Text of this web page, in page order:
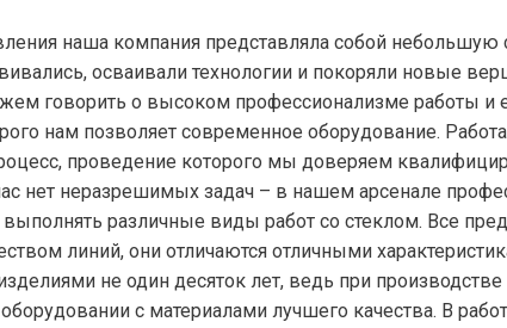
наша компания представляла собой
осваивали технологии и покоряли новые
говорить о высоком профессионализме работы и
нам позволяет современное оборудование.
проведение которого мы доверяем
нет неразрешимых задач – в нашем арсенале
различные виды работ со стеклом. Все
линий, они отличаются отличными
не один десяток лет, ведь при
с материалами лучшего качества. В